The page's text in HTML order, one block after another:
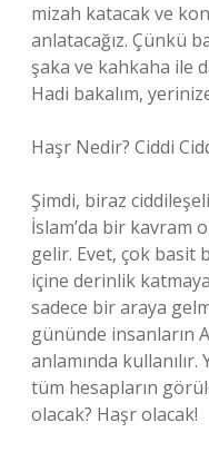
mizah katacak ve
anlatacağız. Çünkü
şaka ve kahkaha ile
Hadi bakalım,
Haşr Nedir? Ciddi
Şimdi, biraz
İslam’da bir kavram
gelir. Evet, çok basit
içine derinlik
sadece bir araya
gününde insanların
anlamında
tüm hesapların
olacak? Haşr olacak!